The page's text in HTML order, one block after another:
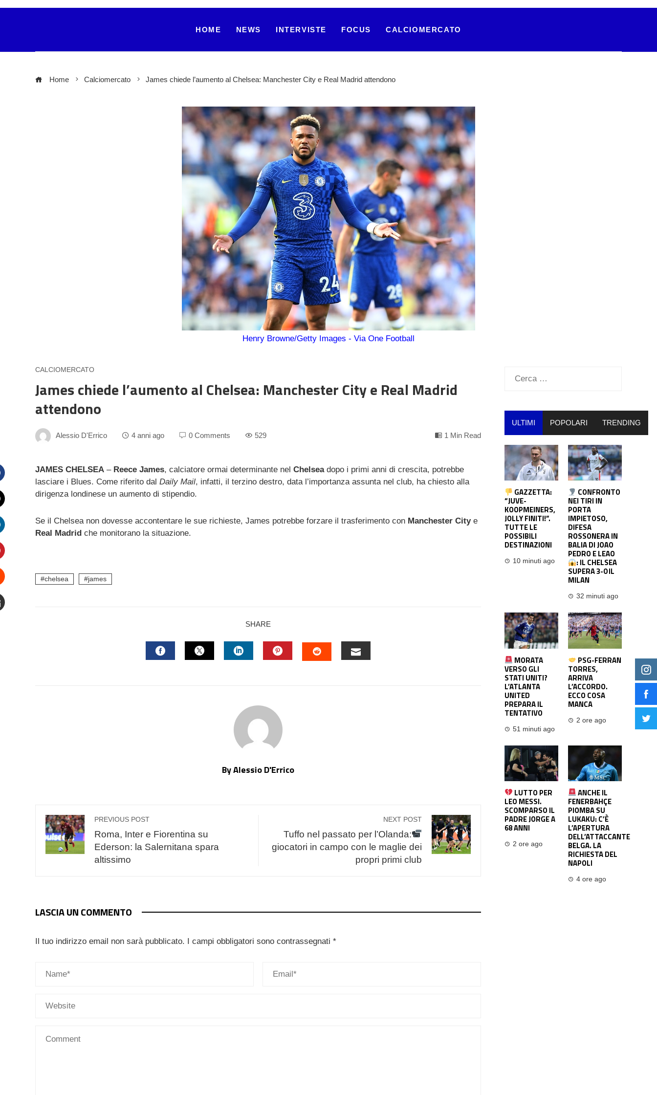
HOME NEWS INTERVISTE FOCUS CALCIOMERCATO
Home Calciomercato James chiede l’aumento al Chelsea: Manchester City e Real Madrid attendono
Henry Browne/Getty Images - Via One Football
CALCIOMERCATO
James chiede l’aumento al Chelsea: Manchester City e Real Madrid
attendono
Alessio D'Errico 4 anni ago 0 Comments 529 1 Min Read
JAMES CHELSEA – Reece James, calciatore ormai determinante nel Chelseadopo i primi anni di crescita, potrebbe
lasciare i Blues. Come riferito dal Daily Mail, infatti, il terzino destro, data l’importanza assunta nel club, ha chiesto alla
dirigenza londinese un aumento di stipendio.
Se il Chelsea non dovesse accontentare le sue richieste, James potrebbe forzare il trasferimento con Manchester Citye
Real Madrid che monitorano la situazione.
chelsea james
SHARE
By Alessio D'Errico
PREVIOUS POST
Roma, Inter e Fiorentina su
Ederson: la Salernitana spara
altissimo
NEXT POST
Tuffo nel passato per l’Olanda:
giocatori in campo con le maglie dei
propri primi club
LASCIA UN COMMENTO
Il tuo indirizzo email non sarà pubblicato. I campi obbligatori sono contrassegnati *
Ricerca
ULTIMI POPOLARI TRENDING
GAZZETTA:
“JUVE-
KOOPMEINERS,
JOLLY FINITI!”.
TUTTE LE
POSSIBILI
DESTINAZIONI
10 minuti ago
CONFRONTO
NEI TIRI IN
PORTA
IMPIETOSO,
DIFESA
ROSSONERA IN
BALIA DI JOAO
PEDRO E LEAO
: IL CHELSEA
SUPERA 3-0 IL
MILAN
32 minuti ago
MORATA
VERSO GLI
STATI UNITI?
L’ATLANTA
UNITED
PREPARA IL
TENTATIVO
51 minuti ago
PSG-FERRAN
TORRES,
ARRIVA
L’ACCORDO.
ECCO COSA
MANCA
2 ore ago
LUTTO PER
LEO MESSI.
SCOMPARSO IL
PADRE JORGE A
68 ANNI
2 ore ago
ANCHE IL
FENERBAHÇE
PIOMBA SU
LUKAKU: C’È
L’APERTURA
DELL’ATTACCANTE
BELGA. LA
RICHIESTA DEL
NAPOLI
4 ore ago